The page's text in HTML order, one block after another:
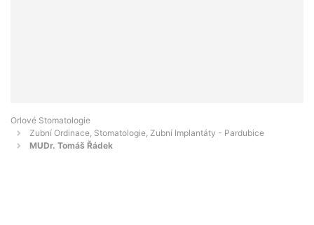
Orlové Stomatologie
Zubní Ordinace, Stomatologie, Zubní Implantáty - Pardubice
MUDr. Tomáš Řádek